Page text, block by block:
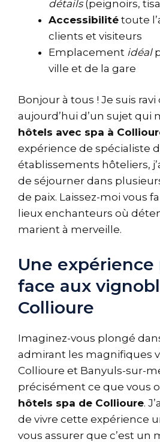
détails(peignoirs,
Accessibilité toute
clients et visiteurs
Emplacement idéal
ville et de la gare
Bonjour à tous ! Je suis
aujourd’hui d’un sujet qui
hôtels avec spa à
expérience de spécialiste
établissements hôteliers,
de séjourner dans
de paix. Laissez-moi vous
lieux enchanteurs où
marient à merveille.
Une
face aux
Collioure
Imaginez-vous plongé
admirant les magnifiques
Collioure et Banyuls-sur-
précisément ce que vous
hôtels spa de Collioure.
de vivre cette expérience
vous assurer que c’est un